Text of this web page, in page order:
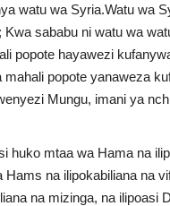
watu wa Syria.Watu wa
sababu ni watu wa
popote hayawezi
mahali popote yanaweza
Mungu, imani ya
huko mtaa wa Hama na
Hams na ilipokabiliana na
na mizinga, na ilipoasi